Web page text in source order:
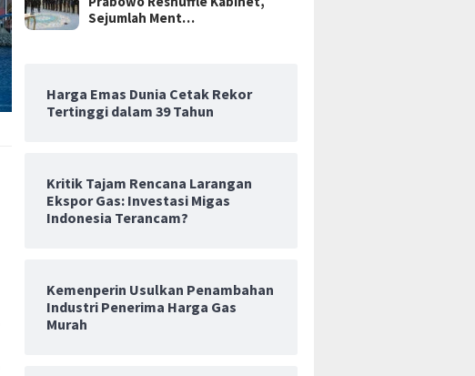
Sejumlah Ment…
Harga Emas Dunia Cetak Rekor
Tertinggi dalam 39 Tahun
Kritik Tajam Rencana Larangan
Ekspor Gas: Investasi Migas
Indonesia Terancam?
Kemenperin Usulkan Penambahan
Industri Penerima Harga Gas
Murah